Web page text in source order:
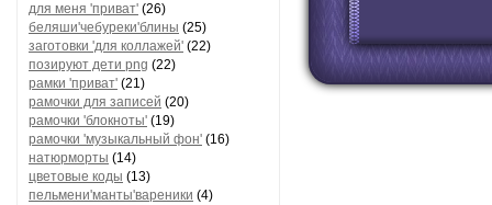
для меня 'приват' (26)
беляши'чебуреки'блины (25)
заготовки 'для коллажей' (22)
позируют дети png (22)
рамки 'приват' (21)
рамочки для записей (20)
рамочки 'блокноты' (19)
рамочки 'музыкальный фон' (16)
натюрморты (14)
цветовые коды (13)
пельмени'манты'вареники (4)